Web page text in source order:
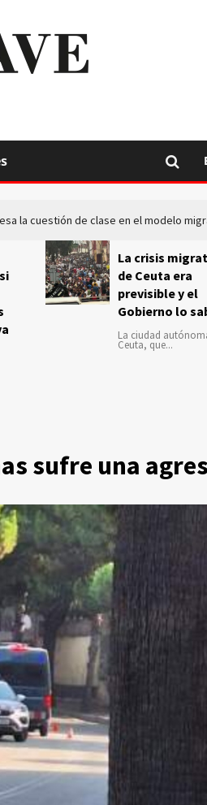
la cuestión de clase en el modelo
La crisis
de Ceuta era
previsible y el
Gobierno lo
La ciudad
Ceuta, que...
sufre una